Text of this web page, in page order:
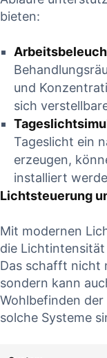
bieten:
und
sich
Tageslicht ein
erzeugen,
installiert
Lichtsteuerung
Mit modernen
die
Das schafft nicht
sondern kann
Wohlbefinden
solche Systeme